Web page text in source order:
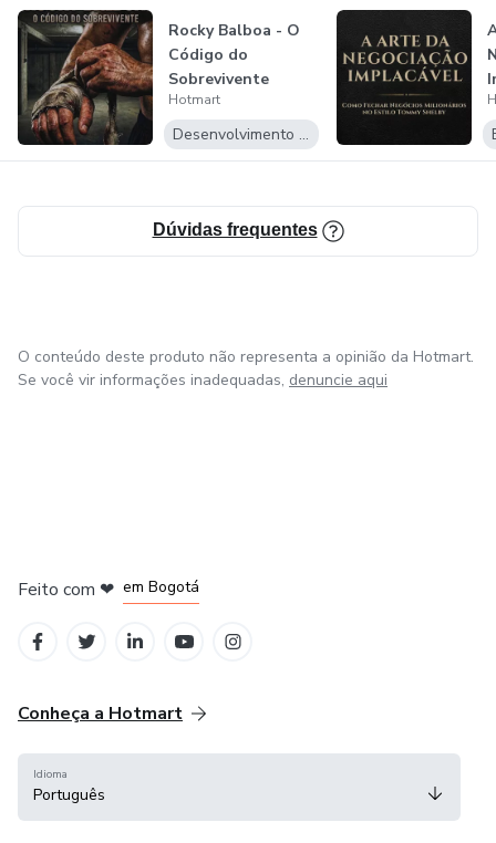
Rocky Balboa - O
Código do
Sobrevivente
Hotmart
Desenvolvimento Pessoal
Dúvidas frequentes
O conteúdo deste produto não representa a opinião da Hotmart.
Se você vir informações inadequadas, denuncie aqui
Feito com ❤ em Bogotá
Conheça a Hotmart
Idioma
Português